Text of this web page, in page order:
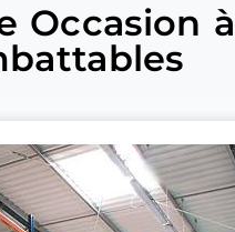
Occasion